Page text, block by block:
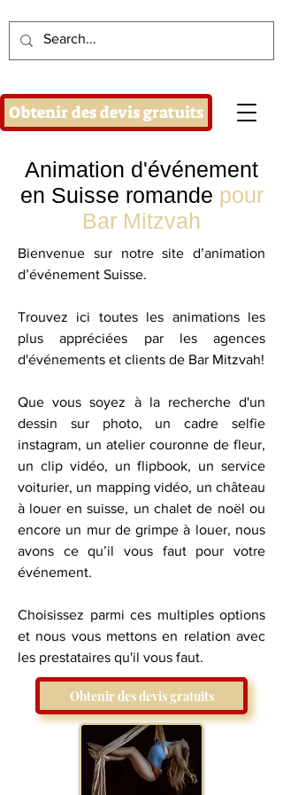
Obtenir des devis gratuits
Animation d'événement
en Suisse romande pour
Bar Mitzvah
Bienvenue sur notre site d’animation
d’événement Suisse.
Trouvez ici toutes les animations les
plus appréciées par les agences
d'événements et clients de Bar Mitzvah!
Que vous soyez à la recherche d'un
dessin sur photo, un cadre selfie
instagram, un atelier couronne de fleur,
un clip vidéo, un flipbook, un service
voiturier, un mapping vidéo, un château
à louer en suisse, un chalet de noël ou
encore un mur de grimpe à louer, nous
avons ce qu’il vous faut pour votre
événement.
​Choisissez parmi ces multiples options
et nous vous mettons en relation avec
les prestataires qu'il vous faut.
Obtenir des devis gratuits